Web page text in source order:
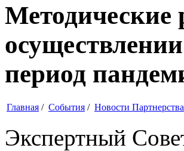
период
Главная / События / Новости Партнерства
Экспертный